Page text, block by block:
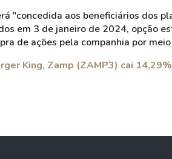
"concedida aos beneficiários dos
em 3 de janeiro de 2024, opção
de ações pela companhia por
King, Zamp (ZAMP3) cai